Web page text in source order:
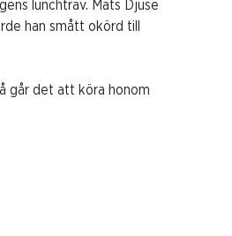
lunchtrav. Mats Djuse
han smått okörd till
går det att köra honom